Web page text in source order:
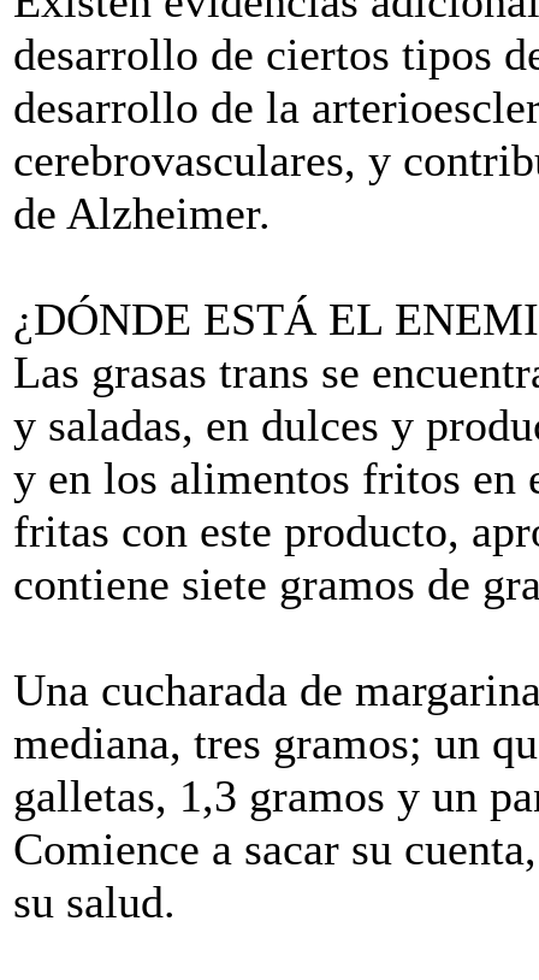
desarrollo de ciertos tipos
desarrollo de la
cerebrovasculares, y
de Alzheimer.
¿DÓNDE ESTÁ EL
Las grasas trans se
y saladas, en dulces y
y en los alimentos fritos en
fritas con este producto,
contiene siete gramos de
Una cucharada de
mediana, tres gramos; un
galletas, 1,3 gramos y un
Comience a sacar su
su salud.